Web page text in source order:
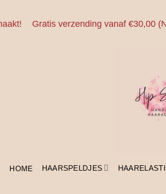
Gratis verzending vanaf €30,00
HOME HAARSPELDJES